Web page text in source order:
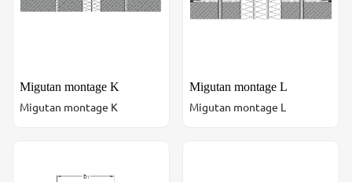
Migutan montage K
Migutan montage K
Migutan montage L
Migutan montage L